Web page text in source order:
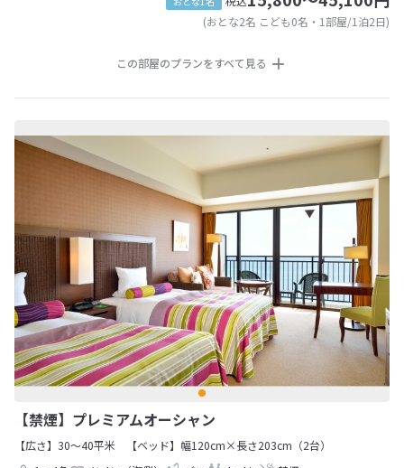
(おとな2名 こども0名・1部屋/1泊2日)
この部屋のプランをすべて見る
【禁煙】プレミアムオーシャン
【広さ】30～40平米
【ベッド】幅120cm×長さ203cm（2台）